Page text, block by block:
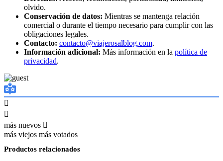
olvido.
Conservación de datos: Mientras se mantenga relación
comercial o durante el tiempo necesario para cumplir con las
obligaciones legales.
Contacto: contacto@viajerosalblog.com.
Información adicional: Más información en la política de
privacidad.
más nuevos
más viejos más votados
Productos relacionados